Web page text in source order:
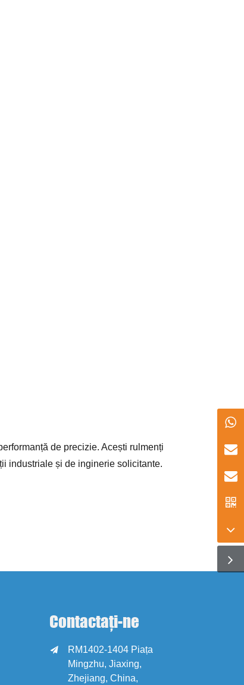
de precizie. Acești rulmenți
industriale și de inginerie solicitante.
Contactați-ne

RM1402-1404 Piața
Mingzhu, Jiaxing,
Zhejiang, China,